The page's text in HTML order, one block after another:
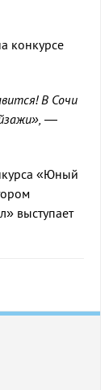
конкурсе
В Сочи
—
«Юный
выступает